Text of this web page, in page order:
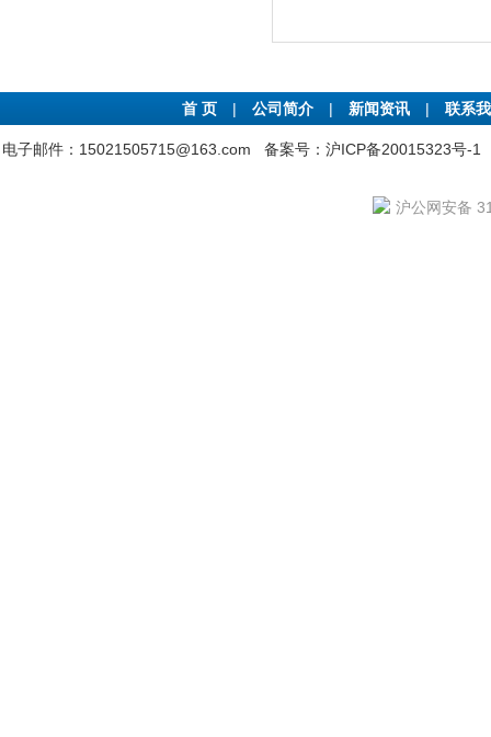
首 页 | 公司简介 | 新闻资讯 | 联系
电子邮件：15021505715@163.com 备案号：沪ICP备20015323号-1
沪公网安备